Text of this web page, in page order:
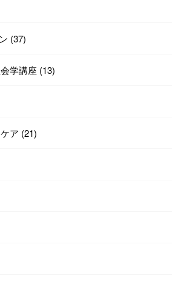
(37)
学講座 (13)
ア (21)